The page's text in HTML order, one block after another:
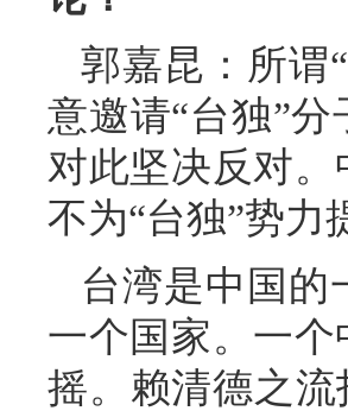
郭嘉昆：所谓
意邀请“台独”
对此坚决反对
不为“台独”势力
台湾是中国的
一个国家。一
摇。赖清德之